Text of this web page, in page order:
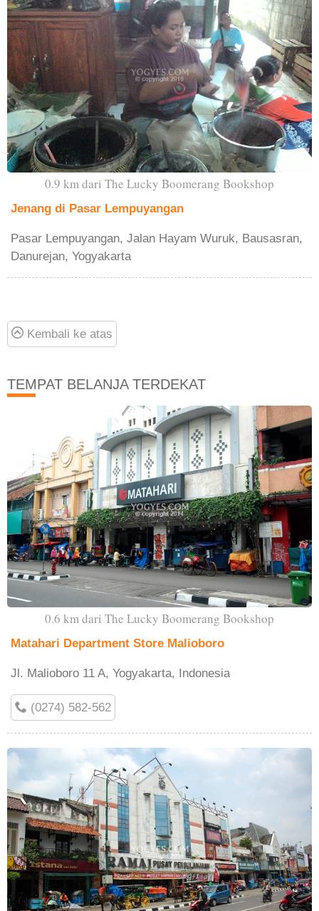
0.9 km dari The Lucky Boomerang Bookshop
Jenang di Pasar Lempuyangan
Pasar Lempuyangan, Jalan Hayam Wuruk, Bausasran,
Danurejan, Yogyakarta
Kembali ke atas
TEMPAT BELANJA TERDEKAT
0.6 km dari The Lucky Boomerang Bookshop
Matahari Department Store Malioboro
Jl. Malioboro 11 A, Yogyakarta, Indonesia
(0274) 582-562